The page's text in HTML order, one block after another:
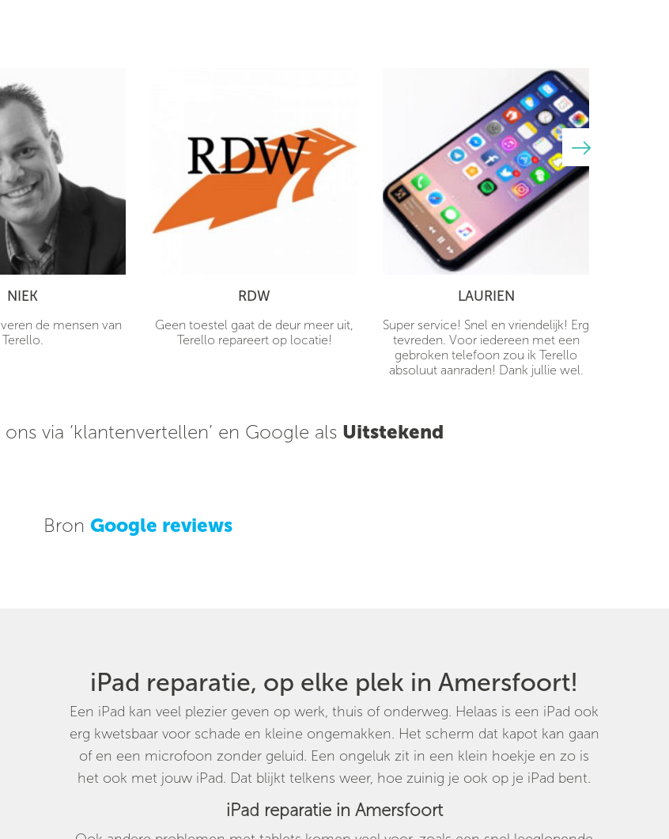
NIEK
de mensen van
Terello.
RDW
Geen toestel gaat de deur meer uit,
Terello repareert op locatie!
LAURIEN
Super service! Snel en vriendelijk! Erg
tevreden. Voor iedereen met een
gebroken telefoon zou ik Terello
absoluut aanraden! Dank jullie wel.
via ‘klantenvertellen’ en Google als Uitstekend
Bron Google reviews
iPad reparatie, op elke plek in Amersfoort!
Een iPad kan veel plezier geven op werk, thuis of onderweg. Helaas is een iPad ook
erg kwetsbaar voor schade en kleine ongemakken. Het scherm dat kapot kan gaan
of en een microfoon zonder geluid. Een ongeluk zit in een klein hoekje en zo is
het ook met jouw iPad. Dat blijkt telkens weer, hoe zuinig je ook op je iPad bent.
iPad reparatie in Amersfoort